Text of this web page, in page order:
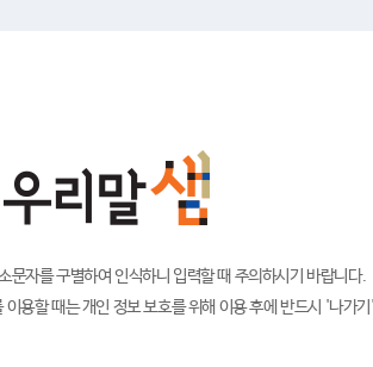
자를 구별하여 인식하니 입력할 때 주의하시기 바랍니다.
용할 때는 개인 정보 보호를 위해 이용 후에 반드시 '나가